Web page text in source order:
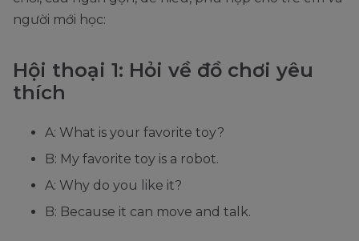
người mới học:
Hội thoại 1: Hỏi về đồ chơi yêu
thích
A: What is your favorite toy?
B: My favorite toy is a robot.
A: Why do you like it?
B: Because it can move and talk.